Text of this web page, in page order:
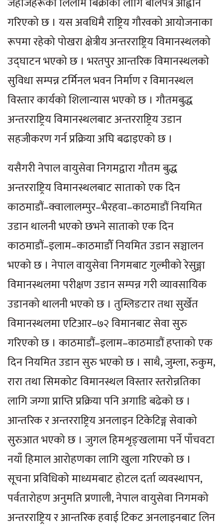
गरिएको छ । यस अवधिमै राष्ट्रिय गौरवको आयोजनाका
रूपमा रहेको पोखरा क्षेत्रीय अन्तरराष्ट्रिय विमानस्थलको
उद्घाटन भएको छ । भरतपुर आन्तरिक विमानस्थलको
सुविधा सम्पन्न टर्मिनल भवन निर्माण र विमानस्थल
विस्तार कार्यको शिलान्यास भएको छ । गौतमबुद्ध
अन्तरराष्ट्रिय विमानस्थलबाट अन्तरराष्ट्रिय उडान
सहजीकरण गर्न प्रक्रिया अघि बढाइएको छ ।
यसैगरी नेपाल वायुसेवा निगमद्वारा गौतम बुद्ध
अन्तरराष्ट्रिय विमानस्थलबाट साताको एक दिन
काठमाडौं–क्वालालम्पुर–भैरहवा–काठमाडौं नियमित
उडान थालनी भएको छभने साताको एक दिन
काठमाडौं–इलाम–काठमाडौँ नियमित उडान सञ्चालन
भएको छ । नेपाल वायुसेवा निगमबाट गुल्मीको रेसुङ्गा
विमानस्थलमा परीक्षण उडान सम्पन्न गरी व्यावसायिक
उडानको थालनी भएको छ । तुम्लिङटार तथा सुर्खेत
विमानस्थलमा एटिआर–७२ विमानबाट सेवा सुरु
गरिएको छ । काठमाडौं–इलाम–काठमाडौं हप्ताको एक
दिन नियमित उडान सुरु भएको छ । साथै, जुम्ला, रुकुम,
रारा तथा सिमकोट विमानस्थल विस्तार स्तरोन्नतिका
लागि जग्गा प्राप्ति प्रक्रिया पनि अगाडि बढेको छ ।
आन्तरिक र अन्तरराष्ट्रिय अनलाइन टिकेटिङ्ग सेवाको
सुरुआत भएको छ । जुगल हिमशृङ्खलामा पर्ने पाँचवटा
नयाँ हिमाल आरोहणका लागि खुला गरिएको छ ।
सूचना प्रविधिको माध्यमबाट होटल दर्ता व्यवस्थापन,
पर्वतारोहण अनुमति प्रणाली, नेपाल वायुसेवा निगमको
अन्तरराष्ट्रिय र आन्तरिक हवाई टिकट अनलाइनबाट लिन